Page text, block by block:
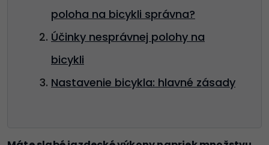
poloha na bicykli správna?
Účinky nesprávnej polohy na
bicykli
Nastavenie bicykla: hlavné zásady